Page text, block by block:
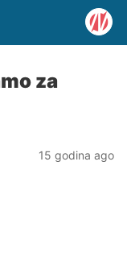
za
15 godina ago